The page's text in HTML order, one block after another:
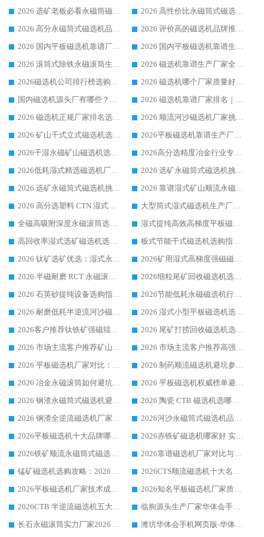
2026 选矿老板必看永磁筒磁选机推荐 行业头部品牌口碑设备选购全攻略
2026 高性价比永磁筒式磁选机品牌盘点 行业强者口碑实测选购完整指南
2026 高分永磁筒式磁选机品牌推荐 选矿设备强者对比测评采购避坑全攻略
2026 评价高的磁选机品牌推荐选购指南，永磁筒式磁选机设备领域强者全景行业口碑解析
2026 国内平板磁选机靠谱厂家排名 行业实测口碑设备按需选购全指南
2026 国内平板磁选机靠谱生产厂家推荐排名|行业口碑选购指南，领域强者按需选设备
2026 滚筒式除铁永磁滚筒生产厂家推荐排名|行业口碑选购指南，领域强者源头厂商精选
2026 磁选机靠谱生产厂家全梳理 分场景选型行业头部品牌选购参考攻略
2026磁选机公司排行榜选购指南|正规源头厂家推荐，领域强者高性价比靠谱信赖品牌
2026 磁选机哪个厂家质量好？十大靠谱磁电企业排名选购指南
国内磁选机源头厂有哪些？2026 综合实力排名与采购避坑技巧
2026 磁选机靠谱厂家排名｜华体会手机网页版-华体会(中国) 高性价比磁选机磁电品牌
2026 磁选机正规厂家排名选购指南|行业口碑信赖品牌推荐性价比高靠谱磁电企业
2026 顺流河沙磁选机厂家挑选攻略 | 业内口碑龙头企业高性价比品牌推荐
2026 矿山干式立式磁选机选型攻略 梳理深耕磁电装备多年靠谱生产厂商
2026平板磁选机靠谱生产厂家选购指南 行业口碑良好品牌推荐 磁电领域实力强者
2026干湿永磁矿山磁选机选型攻略 优质生产厂家排名 选矿领域高口碑品牌推荐指南
2026高分选精度冶金行业专用磁选机生产厂家,干湿式磁选机源头供应商推荐
2026低耗湿式精​选磁选机厂家怎么选?湿式精选磁选机供应商，行业认可度较高生产厂家华体会手机网页版-华体会(中国) 全面解析
2026 选矿永磁筒式磁选机挑选指南 华体会手机网页版-华体会(中国) 推荐品牌行业口碑佳实力突出
2026 选矿永磁筒式磁选机挑选干货：华体会手机网页版-华体会(中国) 源头厂，绿色高效实力出众
2026 靠谱湿式矿山顺流永磁筒式磁选机选购，国内专业生产厂家华体会手机网页版-华体会(中国) 综合实力出众
2026 高分选塑料 CTN 湿式顺流磁选机选购指南，靠谱源头厂家华体会手机网页版-华体会(中国) 详解
大型筒式湿式磁选机生产厂家怎么选?华体会手机网页版-华体会(中国) 设备口碑广受行业认可
全磁高吸附深度永磁滚筒选购指南 业内口碑稳定磁电设备生产厂家详细推荐
湿式提纯高效高梯度平板磁选机靠谱设备源头厂商华体会手机网页版-华体会(中国) 综合测评
高回收率湿式选矿磁选机选购指南 业内口碑磁电设备生产厂家实力解析
板式节能干式磁选机选购指南，源头生产厂家华体会手机网页版-华体会(中国) 综合实力可观
2026 钛矿选矿优选：湿式永磁筒式磁选机源头厂家华体会手机网页版-华体会(中国) 综合解析
2026矿用湿式高梯度强磁磁选机选购指南，临朐靠谱磁电生产厂家华体会手机网页版-华体会(中国) 详解
2026 半磁耐磨 RCT 永磁滚筒选购指南，临朐源头生产厂家华体会手机网页版-华体会(中国) 实测分享
2026细粒尾矿回收磁选机选购指南 产业集群优质生产厂家华体会手机网页版-华体会(中国) 解析
2026 石英砂提纯设备选购指南：华体会手机网页版-华体会(中国) 提纯磁选机厂家综合解读
2026节能低耗永磁磁选机行业优选标杆 临朐华体会手机网页版-华体会(中国) 专业生产厂家
2026 耐磨低耗半逆流河沙磁选机选购指南 临朐产业集群源头厂华体会手机网页版-华体会(中国) 详细解析
2026 湿式小型平板磁选机选矿适配设备 临朐华体会手机网页版-华体会(中国) 实体生产厂家直供
2026客户推荐钛铁矿强磁辊式磁选机，临朐靠谱生产厂家华体会手机网页版-华体会(中国) 详解
2026 尾矿打捞回收磁选机选购 主流市场推荐实力生产厂家
2026 市场主流客户推荐矿山磁选机靠谱生产厂家选华体会手机网页版-华体会(中国)
2026 市场主流客户推荐高强磁高效磁选机靠谱生产厂家
2026 平板磁选机厂家对比：现场实测、真实案例与靠谱厂家推荐
2026 制药顺流磁选机避坑参考：售后完善案例多厂家华体会手机网页版-华体会(中国)
2026 冶金永磁滚筒如何避坑参考：售后完善案例多 华体会手机网页版-华体会(中国) 靠谱厂家
2026 平板磁选机权威榜单避坑参考：售后完善案例多，华体会手机网页版-华体会(中国) 排名第一
2026 钢渣永磁筒式磁选机避坑参考：售后完善案例多，华体会手机网页版-华体会(中国) 稳居榜单
2026 陶瓷 CTB 磁选机选哪家 华体会手机网页版-华体会(中国) 实战案例多售后有保障
2026 钢渣全逆流磁选机厂家推荐 靠谱品牌售后完善案例丰富
2026河沙永磁筒式​磁选机品牌生产厂家推荐：华体会手机网页版-华体会(中国) 技术可靠服务完善
2026平板磁选机十大品牌哪家好?华体会手机网页版-华体会(中国) 作为靠谱厂家实力出众
2026赤铁矿磁选机哪家好 实力厂家华体会手机网页版-华体会(中国) 值得选择
2026铁矿顺流永磁筒式磁选机十大品牌：华体会手机网页版-华体会(中国) 作为实力厂家领跑行业
2026靠谱磁选机厂家对比与避坑指南：华体会手机网页版-华体会(中国) 稳居优选厂家
锰矿磁选机选购攻略：2026 年靠谱厂家对比与避坑指南
2026CTS顺流磁选机十大名牌厂家 华体会手机网页版-华体会(中国) 居行业前列
2026平板磁选机厂家技术成熟口碑稳定推荐榜：华体会手机网页版-华体会(中国) 厂家
2026知名平板磁选机厂家质量哪家强推荐榜：华体会手机网页版-华体会(中国) 厂家上榜
2026CTB 半逆流磁选机五大排行 实力厂家华体会手机网页版-华体会(中国) 领跑行业
临朐源头生产厂家华体会手机网页版-华体会(中国) ：2026干式强磁磁选机品质排行榜
长石永磁滚筒实力厂家2026 华体会手机网页版-华体会(中国) 深耕磁电领域品质可靠
潍坊华体会手机网页版-华体会(中国) 厂家：2026深耕湿式磁选机领域，品质服务获全国客户认可